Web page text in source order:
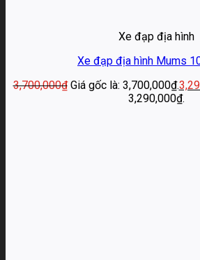
Xe đạp địa hình
Xe đạp địa hình Mums
3,700,000₫ Giá gốc là: 3,700,000₫.
3,290,000₫.